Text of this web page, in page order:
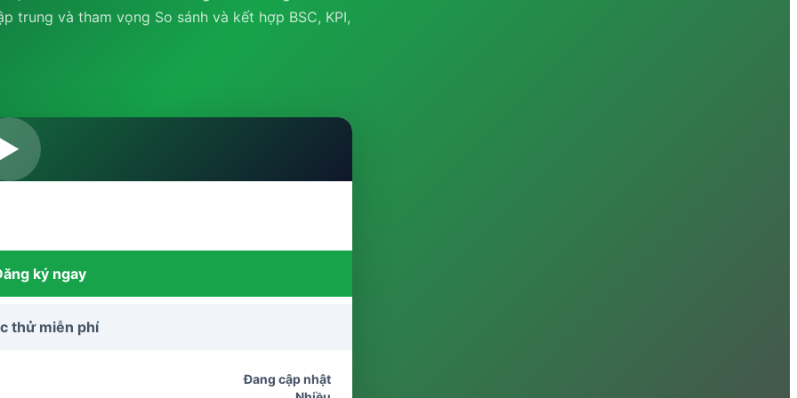
trung và tham vọng So sánh và kết hợp BSC, KPI,
ký ngay
thử miễn phí
Đang cập nhật